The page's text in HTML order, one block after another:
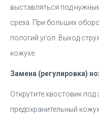
выставляться под
среза. При больших
пологий угол. Выход
кожухе.
Замена (регулировка)
Открутите хвостовик
предохранительный